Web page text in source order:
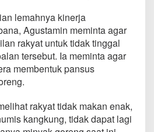
lemahnya kinerja
Agustamin meminta agar
rakyat untuk tidak tinggal
tersebut. Ia meminta agar
membentuk pansus
rakyat tidak makan enak,
kangkung, tidak dapat lagi